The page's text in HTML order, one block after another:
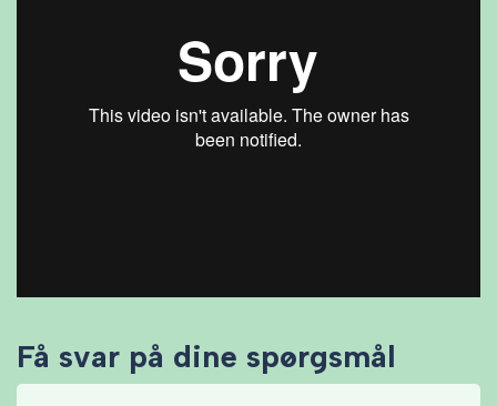
Få svar på dine spørgsmål